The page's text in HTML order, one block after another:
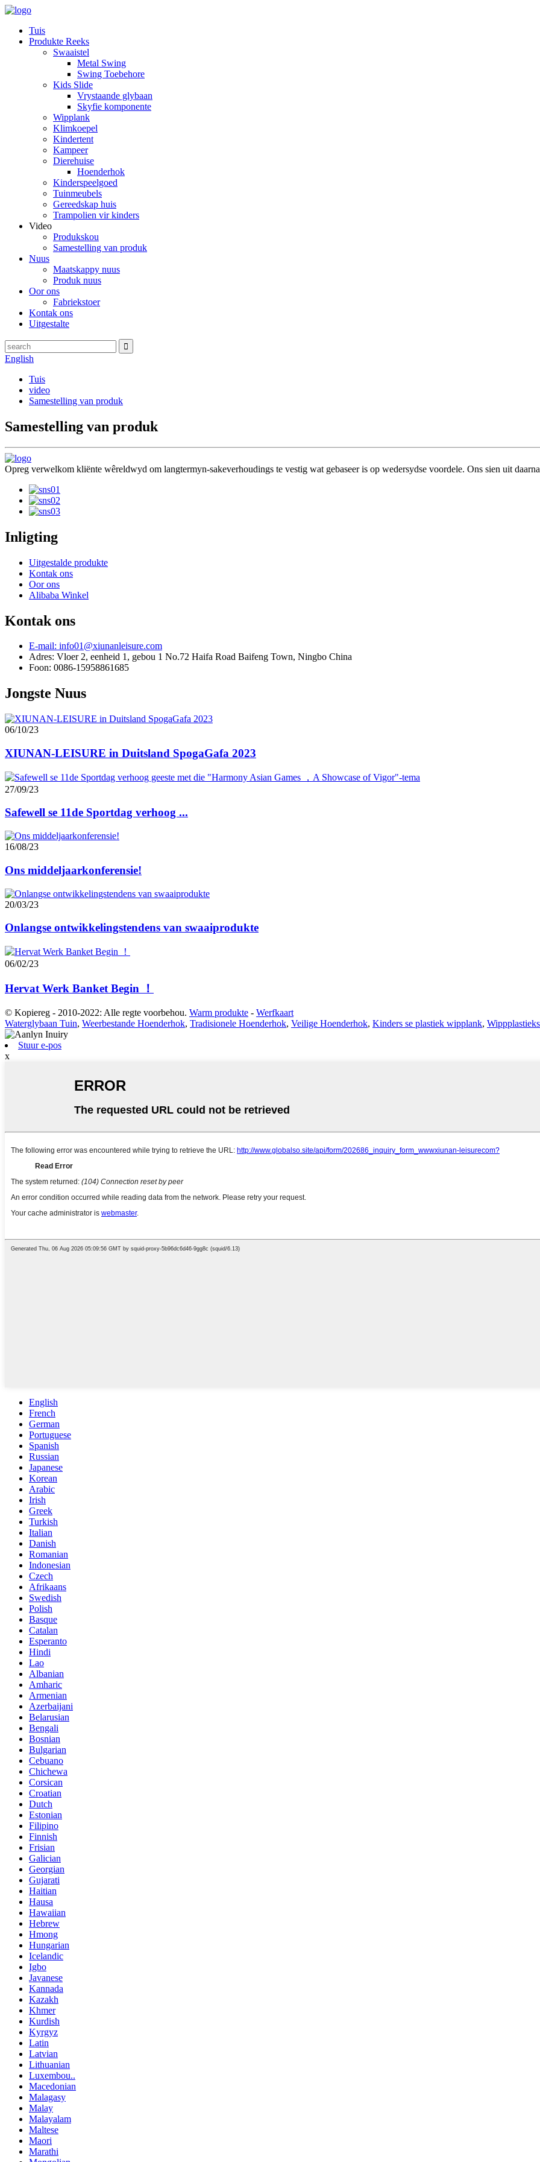
Tuis
Produkte Reeks
Swaaistel
Metal Swing
Swing Toebehore
Kids Slide
Vrystaande glybaan
Skyfie komponente
Wipplank
Klimkoepel
Kindertent
Kampeer
Dierehuise
Hoenderhok
Kinderspeelgoed
Tuinmeubels
Gereedskap huis
Trampolien vir kinders
Video
Produkskou
Samestelling van produk
Nuus
Maatskappy nuus
Produk nuus
Oor ons
Fabriekstoer
Kontak ons
Uitgestalte
English
Tuis
video
Samestelling van produk
Samestelling van produk
Opreg verwelkom kliënte wêreldwyd om langtermyn-sakeverhoudings te vestig wat gebaseer is op wedersydse voordele. Ons sien uit
Inligting
Uitgestalde produkte
Kontak ons
Oor ons
Alibaba Winkel
Kontak ons
E-mail: info01@xiunanleisure.com
Adres: Vloer 2, eenheid 1, gebou 1 No.72 Haifa Road Baifeng Town, Ningbo China
Foon: 0086-15958861685
Jongste Nuus
06/10/23
XIUNAN-LEISURE in Duitsland SpogaGafa 2023
27/09/23
Safewell se 11de Sportdag verhoog ...
16/08/23
Ons middeljaarkonferensie!
20/03/23
Onlangse ontwikkelingstendens van swaaiprodukte
06/02/23
Hervat Werk Banket Begin ！
© Kopiereg - 2010-2022: Alle regte voorbehou. Warm produkte - Werfkaart
Waterglybaan Tuin, Weerbestande Hoenderhok, Tradisionele Hoenderhok, Veilige Hoenderhok, Kinders se plastiek wipplank,
Stuur e-pos
x
English
French
German
Portuguese
Spanish
Russian
Japanese
Korean
Arabic
Irish
Greek
Turkish
Italian
Danish
Romanian
Indonesian
Czech
Afrikaans
Swedish
Polish
Basque
Catalan
Esperanto
Hindi
Lao
Albanian
Amharic
Armenian
Azerbaijani
Belarusian
Bengali
Bosnian
Bulgarian
Cebuano
Chichewa
Corsican
Croatian
Dutch
Estonian
Filipino
Finnish
Frisian
Galician
Georgian
Gujarati
Haitian
Hausa
Hawaiian
Hebrew
Hmong
Hungarian
Icelandic
Igbo
Javanese
Kannada
Kazakh
Khmer
Kurdish
Kyrgyz
Latin
Latvian
Lithuanian
Luxembou..
Macedonian
Malagasy
Malay
Malayalam
Maltese
Maori
Marathi